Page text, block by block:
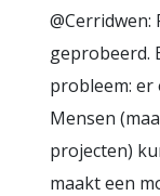
geprobeerd.
probleem:
Mensen
projecten)
maakt een